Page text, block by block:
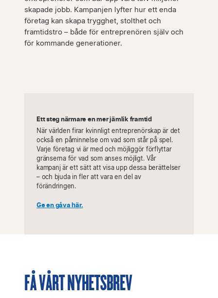
skapade jobb. Kampanjen lyfter hur ett enda
företag kan skapa trygghet, stolthet och
framtidstro – både för entreprenören själv och
för kommande generationer.
Ett steg närmare en mer jämlik framtid
När världen firar kvinnligt entreprenörskap är det
också en påminnelse om vad som står på spel.
Varje företag vi är med och möjliggör förflyttar
gränserna för vad som anses möjligt. Vår
kampanj är ett sätt att visa upp dessa berättelser
– och bjuda in fler att vara en del av
förändringen.
Ge en gåva här.
FÅ VÅRT NYHETSBREV